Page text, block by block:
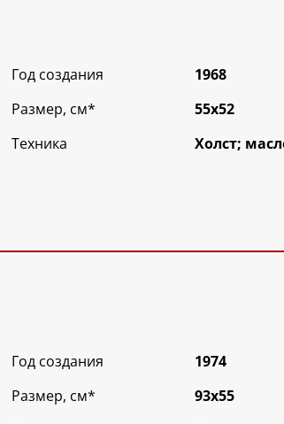
Год создания
1968
Размер, см*
55х52
Техника
Холст;
Год создания
1974
Размер, см*
93х55